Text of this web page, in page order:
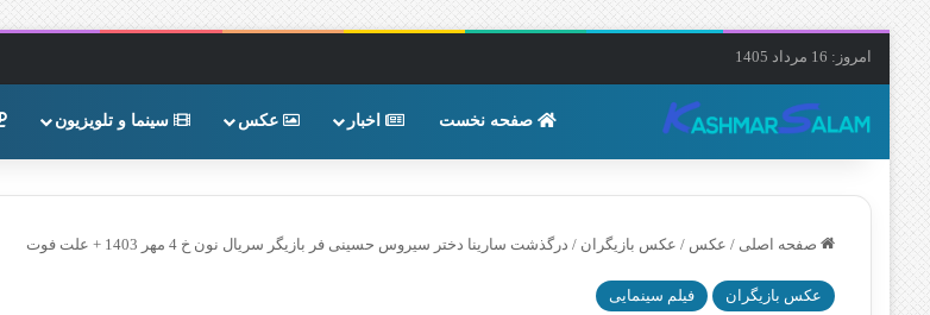
امروز: 16 مرداد 1405
صفحه نخست اخبار عکس سینما و تلویزیون
صفحه اصلی / عکس / عکس بازیگران / درگذشت سارینا دختر سیروس حسینی فر بازیگر سریال نون خ 4 مهر 1403 + علت فوت
عکس بازیگران فیلم سینمایی